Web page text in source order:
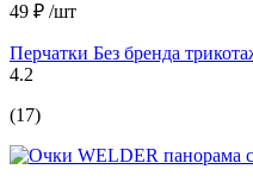
49 ₽ /шт
Перчатки Без бренда
4.2
(17)